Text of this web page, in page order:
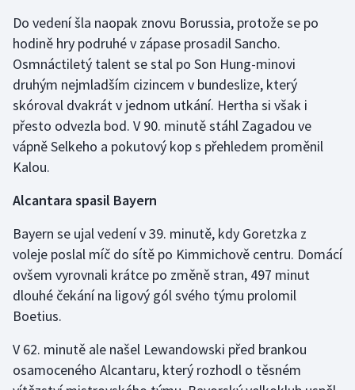
Do vedení šla naopak znovu Borussia, protože se po
hodině hry podruhé v zápase prosadil Sancho.
Osmnáctiletý talent se stal po Son Hung-minovi
druhým nejmladším cizincem v bundeslize, který
skóroval dvakrát v jednom utkání. Hertha si však i
přesto odvezla bod. V 90. minutě stáhl Zagadou ve
vápně Selkeho a pokutový kop s přehledem proměnil
Kalou.
Alcantara spasil Bayern
Bayern se ujal vedení v 39. minutě, kdy Goretzka z
voleje poslal míč do sítě po Kimmichově centru. Domácí
ovšem vyrovnali krátce po změně stran, 497 minut
dlouhé čekání na ligový gól svého týmu prolomil
Boetius.
V 62. minutě ale našel Lewandowski před brankou
osamoceného Alcantaru, který rozhodl o těsném